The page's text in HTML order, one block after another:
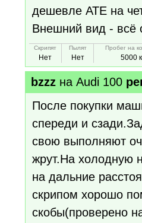
дешевле ATE на
Внешний вид - всё
Скрипят
Нет
Пылят
Нет
Пробег на
5000
bzzz на Audi 100
После покупки
спереди и
свою выполняют
жрут.На холодную
на дальние
скрипом хорошо
скобы(проверено